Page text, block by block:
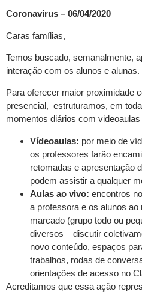
Coronavírus – 06/04/2020
Caras famílias,
Temos buscado, semanalmente,
interação com os alunos e alunas.
Para oferecer maior proximidade
presencial, estruturamos, em
momentos diários com
Vídeoaulas: por meio de
os professores farão
retomadas e apresentação
podem assistir a qualquer
Aulas ao vivo: encontros
a professora e os alunos
marcado (grupo todo ou
diversos – discutir
novo conteúdo, espaços
trabalhos, rodas de
orientações de acesso no
Acreditamos que essa ação